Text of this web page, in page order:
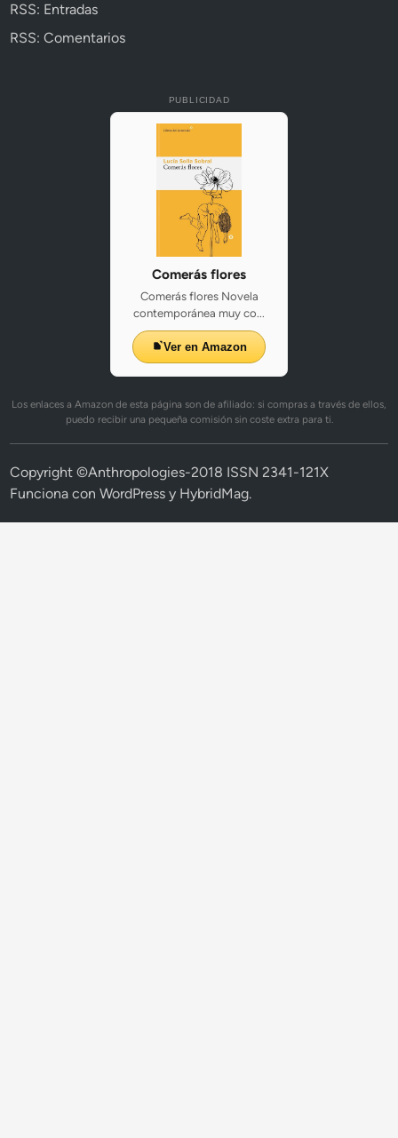
RSS: Entradas
RSS: Comentarios
PUBLICIDAD
Comerás flores
Comerás flores Novela
contemporánea muy co...
Ver en Amazon
Los enlaces a Amazon de esta página son de afiliado: si compras a través de ellos,
puedo recibir una pequeña comisión sin coste extra para ti.
Copyright ©Anthropologies-2018 ISSN 2341-121X
Funciona conWordPress y HybridMag.